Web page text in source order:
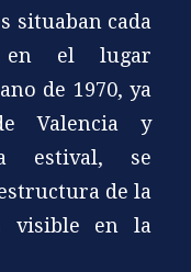
situaban cada
el lugar
de 1970, ya
Valencia y
estival, se
de la
visible en la